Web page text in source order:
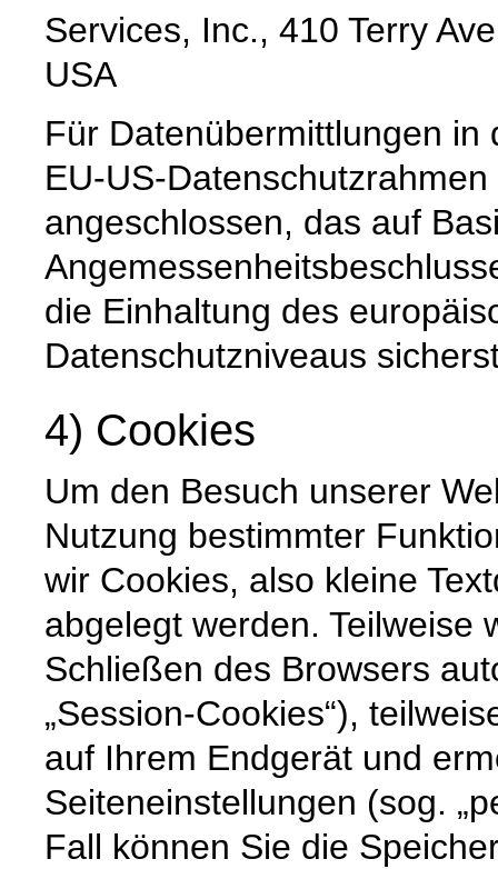
Services, Inc., 410 Terry
USA
Für Datenübermittlungen in
EU-US-
angeschlossen, das auf
die Einhaltung des
Datenschutzniveaus
4) Cookies
Um den Besuch unserer
Nutzung bestimmter
wir Cookies, also kleine
abgelegt werden. Teilweise
Schließen des Browsers
„Session-Cookies“),
auf Ihrem Endgerät und
Seiteneinstellungen (sog.
Fall können Sie die